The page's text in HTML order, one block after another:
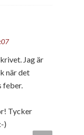
Jag är
när det
feber.
Tycker
)